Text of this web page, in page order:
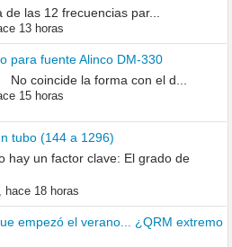
de las 12 frecuencias par...
13 horas
para fuente Alinco DM-330
coincide la forma con el d...
15 horas
tubo (144 a 1296)
hay un factor clave: El grado de
hace 18 horas
empezó el verano... ¿QRM extremo